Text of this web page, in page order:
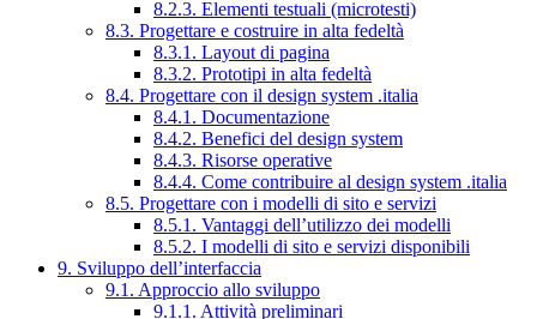
8.2.3. Elementi testuali (microtesti)
8.3. Progettare e costruire in alta fedeltà
8.3.1. Layout di pagina
8.3.2. Prototipi in alta fedeltà
8.4. Progettare con il design system .italia
8.4.1. Documentazione
8.4.2. Benefici del design system
8.4.3. Risorse operative
8.4.4. Come contribuire al design system .italia
8.5. Progettare con i modelli di sito e servizi
8.5.1. Vantaggi dell’utilizzo dei modelli
8.5.2. I modelli di sito e servizi disponibili
9. Sviluppo dell’interfaccia
9.1. Approccio allo sviluppo
9.1.1. Attività preliminari